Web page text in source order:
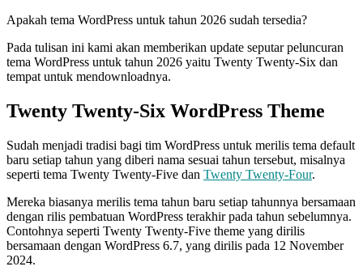
Apakah tema WordPress untuk tahun 2026 sudah tersedia?
Pada tulisan ini kami akan memberikan update seputar peluncuran
tema WordPress untuk tahun 2026 yaitu Twenty Twenty-Six dan
tempat untuk mendownloadnya.
Twenty Twenty-Six WordPress Theme
Sudah menjadi tradisi bagi tim WordPress untuk merilis tema default
baru setiap tahun yang diberi nama sesuai tahun tersebut, misalnya
seperti tema Twenty Twenty-Five dan Twenty Twenty-Four.
Mereka biasanya merilis tema tahun baru setiap tahunnya bersamaan
dengan rilis pembatuan WordPress terakhir pada tahun sebelumnya.
Contohnya seperti Twenty Twenty-Five theme yang dirilis
bersamaan dengan WordPress 6.7, yang dirilis pada 12 November
2024.